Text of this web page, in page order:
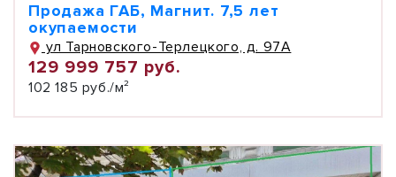
Продажа ГАБ, Магнит. 7,5 лет
окупаемости
ул Тарновского-Терлецкого, д. 97А
129 999 757 руб.
102 185 руб./м²